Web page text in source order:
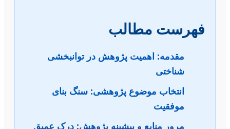
فهرست مطالب
مقدمه: اهمیت پژوهش در توانبخشی
شناختی
انتخاب موضوع پژوهشی: سنگ بنای
موفقیت
مرور منابع و پیشینه پژوهش: درک عمیق